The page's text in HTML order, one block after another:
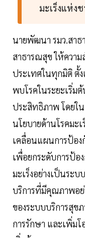
มะเร็งแห่ง
นายพัฒนา รมว.สาธ
สาธารณสุข ให้ความ
ประเทศในทุกมิติ ตั้
พบโรคในระยะเริ่ม
ประสิทธิภาพ โดยใ
นโยบายด้านโรคมะ
เคลื่อนแผนการป้อง
เพื่อยกระดับการป้อ
มะเร็งอย่างเป็นระ
บริการที่มีคุณภาพอย่
ของระบบบริการสุข
การรักษา และเพิ่มโ